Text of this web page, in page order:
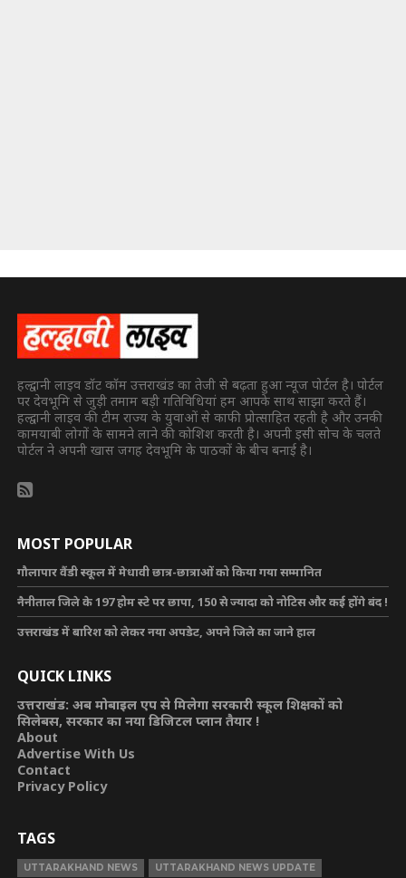
हल्द्वानी लाइव डॉट कॉम उत्तराखंड का तेजी से बढ़ता हुआ न्यूज पोर्टल है। पोर्टल
पर देवभूमि से जुड़ी तमाम बड़ी गतिविधियां हम आपके साथ साझा करते हैं।
हल्द्वानी लाइव की टीम राज्य के युवाओं से काफी प्रोत्साहित रहती है और उनकी
कामयाबी लोगों के सामने लाने की कोशिश करती है। अपनी इसी सोच के चलते
पोर्टल ने अपनी खास जगह देवभूमि के पाठकों के बीच बनाई है।
MOST POPULAR
गौलापार वैंडी स्कूल में मेधावी छात्र-छात्राओं को किया गया सम्मानित
नैनीताल जिले के 197 होम स्टे पर छापा, 150 से ज्यादा को नोटिस और कई होंगे बंद !
उत्तराखंड में बारिश को लेकर नया अपडेट, अपने जिले का जाने हाल
QUICK LINKS
उत्तराखंड: अब मोबाइल एप से मिलेगा सरकारी स्कूल शिक्षकों को
सिलेबस, सरकार का नया डिजिटल प्लान तैयार !
About
Advertise With Us
Contact
Privacy Policy
TAGS
UTTARAKHAND NEWS UTTARAKHAND NEWS UPDATE